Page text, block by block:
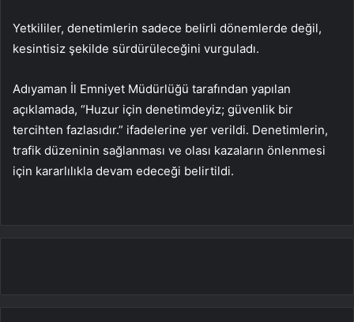
Yetkililer, denetimlerin sadece belirli dönemlerde değil,
kesintisiz şekilde sürdürüleceğini vurguladı.
Adıyaman İl Emniyet Müdürlüğü tarafından yapılan
açıklamada, “Huzur için denetimdeyiz; güvenlik bir
tercihten fazlasıdır.” ifadelerine yer verildi. Denetimlerin,
trafik düzeninin sağlanması ve olası kazaların önlenmesi
için kararlılıkla devam edeceği belirtildi.